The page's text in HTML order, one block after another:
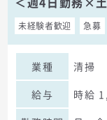
未経験者歓迎 急募
業種
清掃
給与
時給